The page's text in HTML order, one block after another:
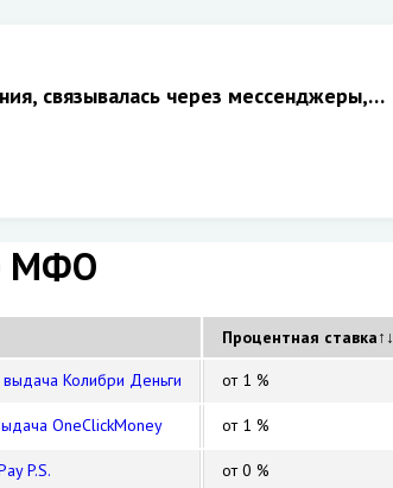
связывалась через мессенджеры,…
МФО
Процентная ставка↑↓
Колибри Деньги
от 1 %
OneClickMoney от 1 %
P.S. от 0 %